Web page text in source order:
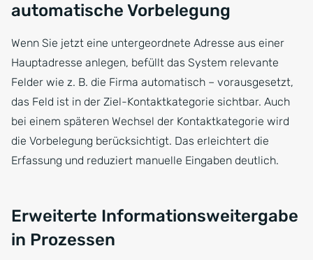
automatische Vorbelegung
Wenn Sie jetzt eine untergeordnete Adresse aus einer
Hauptadresse anlegen, befüllt das System relevante
Felder wie z. B. die Firma automatisch – vorausgesetzt,
das Feld ist in der Ziel-Kontaktkategorie sichtbar. Auch
bei einem späteren Wechsel der Kontaktkategorie wird
die Vorbelegung berücksichtigt. Das erleichtert die
Erfassung und reduziert manuelle Eingaben deutlich.
Erweiterte Informationsweitergabe
in Prozessen